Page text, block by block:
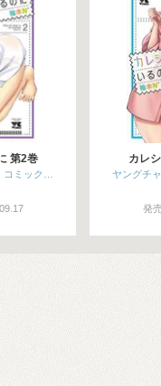
第2巻
コミック…
カレ
ヤングチ
発